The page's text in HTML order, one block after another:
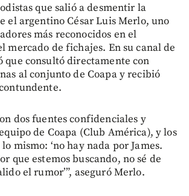
que salió a desmentir la
el argentino César Luis Merlo, uno
más reconocidos en el
mercado de fichajes. En su canal de
que consultó directamente con
al conjunto de Coapa y recibió
dos fuentes confidenciales y
de Coapa (Club América), y los
mismo: ‘no hay nada por James.
que estemos buscando, no sé de
el rumor’”, aseguró Merlo.